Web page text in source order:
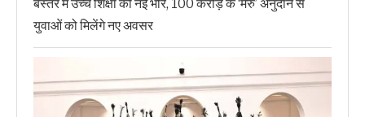
बस्तर में उच्च शिक्षा की नई भोर, 100 करोड़ के ‘मेरु’ अनुदान से
युवाओं को मिलेंगे नए अवसर